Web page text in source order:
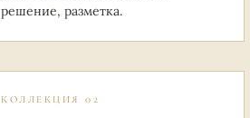
решение, разметка.
КОЛЛЕКЦИЯ 02